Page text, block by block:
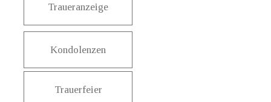
Traueranzeige
Kondolenzen
Trauerfeier